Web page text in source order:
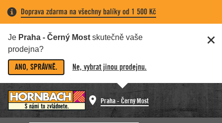
Doprava zdarma na všechny balíky od 1 500 Kč
Je Praha - Černý Most skutečně vaše
prodejna?
ANO, SPRÁVNĚ. Ne, vybrat jinou prodejnu.
Praha - Černý Most